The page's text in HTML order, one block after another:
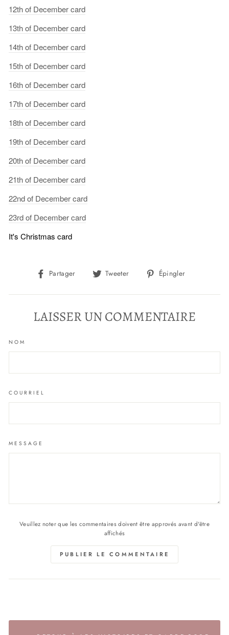
12thof December card
13thof December card
14thof December card
15thof December card
16thof December card
17thof December card
18thof December card
19thof December card
20thof December card
21thof December card
22ndof December card
23rdof December card
It's Christmas card
Partager
Partager
Facebook
Tweeter
Tweeter
Twitter
Épingler
Pinterest
LAISSER UN COMMENTAIRE
NOM
COURRIEL
MESSAGE
Veuillez noter que les commentaires doivent être approvés avant d'être
affichés
PUBLIER LE COMMENTAIRE